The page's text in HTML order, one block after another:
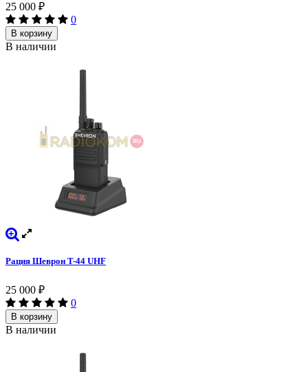
25 000 ₽
0
В корзину
В наличии
Рация Шеврон T-44 UHF
25 000 ₽
0
В корзину
В наличии